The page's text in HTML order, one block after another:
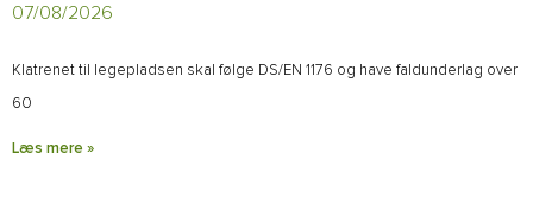
07/08/2026
Klatrenet til legepladsen skal følge DS/EN 1176 og have faldunderlag over
60
Læs mere »